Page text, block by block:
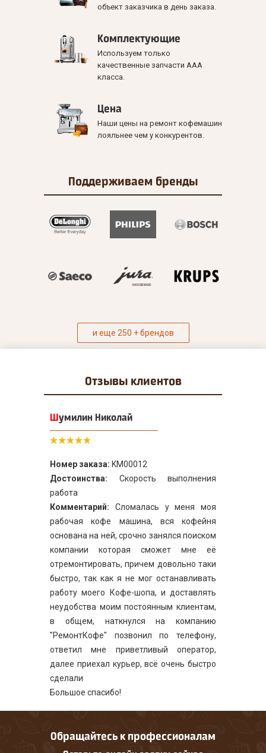
объект заказчика в день заказа.
Комплектующие
Используем только
качественные запчасти ААА
класса.
Цена
Наши цены на ремонт кофемашин
лояльнее чем у конкурентов.
Поддерживаем бренды
и еще 250 + брендов
Отзывы клиентов
Шумилин Николай
Номер заказа: KM00012
Достоинства: Скорость выполнения
работа
Комментарий: Сломалась у меня моя
рабочая кофе машина, вся кофейня
основана на ней, срочно занялся поиском
компании которая сможет мне её
отремонтировать, причем довольно таки
быстро, так как я не мог останавливать
работу моего Кофе-шопа, и доставлять
неудобства моим постоянным клиентам,
в общем, наткнулся на компанию
"РемонтКофе" позвонил по телефону,
ответил мне приветливый оператор,
далее приехал курьер, всё очень быстро
сделали
Большое спасибо!
Обращайтесь к профессионалам